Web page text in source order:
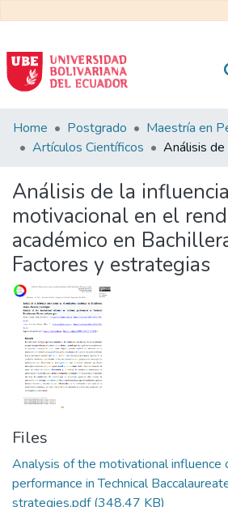
Communities
&
All of DSpace
Statistics
Home Postgrado
Artículos Científicos
Análisis de la influencia
motivacional en el
académico en
Factores y estrategias
Files
Analysis of the motivational influence
performance in Technical
strategies.pdf(348.47 KB)